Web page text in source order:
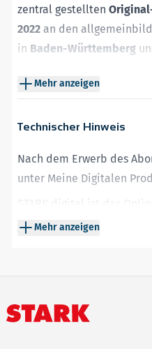
Technischer Hinweis
Nach dem Erwerb des
unter Meine Digitalen
STARK digital ist das
Verlags. Es gelten
Adobe Reader
Mehr anzeigen
zentral gestellten
2022 an den
in Baden-Württemberg
Baden-
Württemberg
Nordrhein-
Original-
Mehr anzeigen